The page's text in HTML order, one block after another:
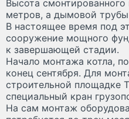
Высота смонтированного
метров, а дымовой
В настоящее время под
сооружение мощного
к завершающей стадии.
Начало монтажа котла,
конец сентября. Для
строительной площадке
специальный кран
На сам монтаж